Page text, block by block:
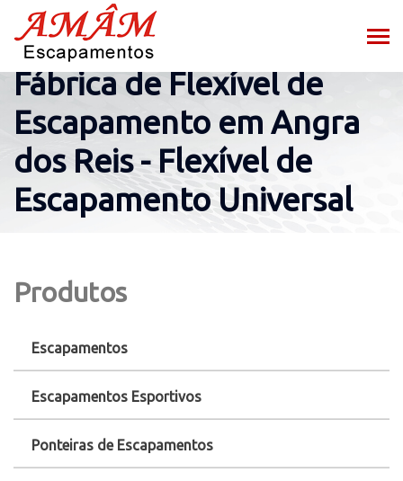
Fábrica de Flexível de
Escapamento em Angra
dos Reis - Flexível de
Escapamento Universal
Produtos
Escapamentos
Escapamentos Esportivos
Ponteiras de Escapamentos